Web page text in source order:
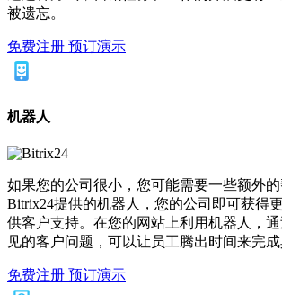
被遗忘。
免费注册 预订演示
机器人
如果您的公司很小，您可能需要一些额外
Bitrix24提供的机器人，您的公司即可获得
供客户支持。在您的网站上利用机器人，
见的客户问题，可以让员工腾出时间来完成
免费注册 预订演示